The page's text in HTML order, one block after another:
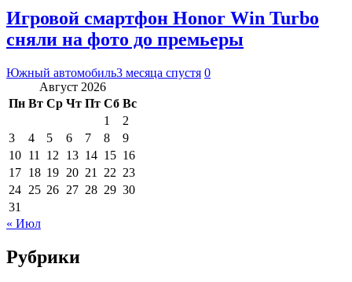
Игровой смартфон Honor Win Turbo
сняли на фото до премьеры
Южный автомобиль3 месяца спустя 0
Август 2026
Пн Вт Ср Чт Пт Сб Вс
1
2
3
4 5 6 7 8
9
10 11 12 13 14 15 16
17 18 19 20 21 22 23
24 25 26 27 28 29 30
31
« Июл
Рубрики